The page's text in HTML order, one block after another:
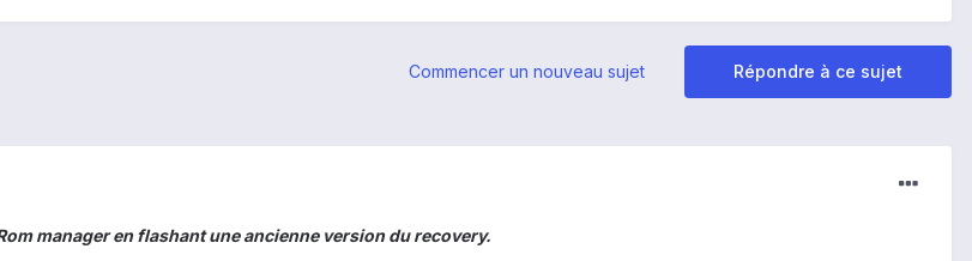
Répondre à ce sujet
Commencer un nouveau sujet
manager en flashant une ancienne version du recovery.